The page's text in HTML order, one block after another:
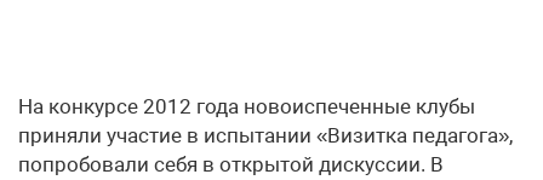
На конкурсе 2012 года новоиспеченные клубы
приняли участие в испытании «Визитка педагога»,
попробовали себя в открытой дискуссии. В